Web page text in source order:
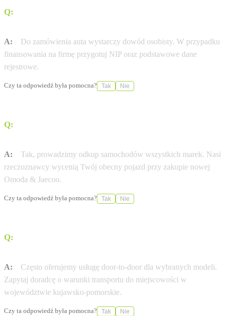
Q:
A:
Do zamówienia auta wystarczy dowód osobisty. W przypadku
finansowania na firmę przygotuj NIP oraz podstawowe dane
rejestrowe.
Czy ta odpowiedź była pomocna? Tak Nie
Q:
A:
Tak, prowadzimy odkup samochodów wszystkich marek. Nasi
rzeczoznawcy wycenią Twój obecny pojazd przy zakupie nowej
Omoda & Jaecoo.
Czy ta odpowiedź była pomocna? Tak Nie
Q:
A:
Często oferujemy usługę door-to-door dla wybranych modeli.
Zapytaj doradcę o warunki transportu do miejscowości w
województwie kujawsko-pomorskie.
Czy ta odpowiedź była pomocna? Tak Nie